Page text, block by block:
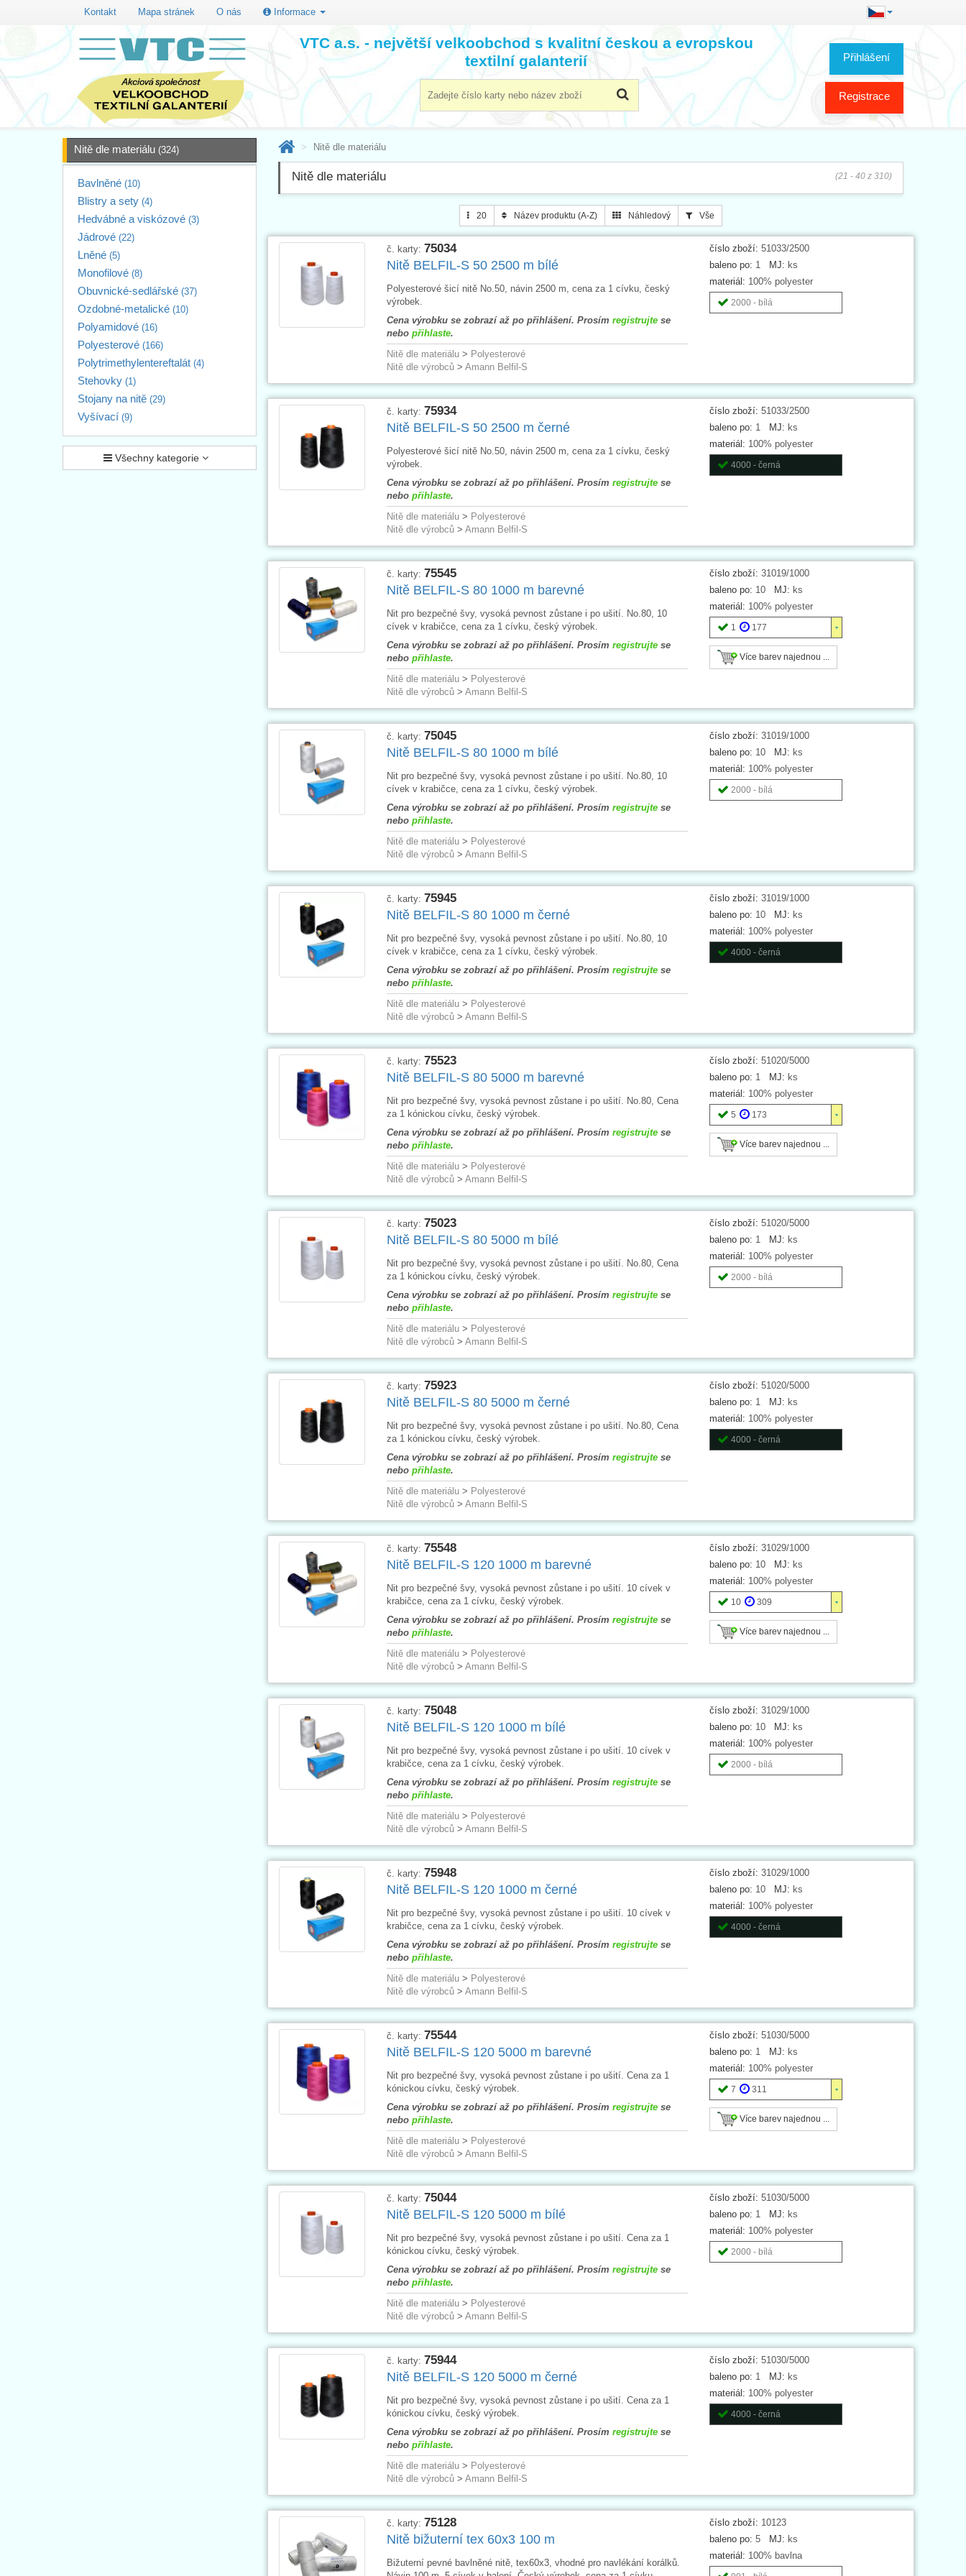
Kontakt Mapa stránek O nás Informace
Přihlášení
Registrace
VTC a.s. - největší velkoobchod s kvalitní českou a evropskou
textilní galanterií
Nitě dle materiálu (324)
Bavlněné (10)
Blistry a sety (4)
Hedvábné a viskózové (3)
Jádrové (22)
Lněné (5)
Monofilové (8)
Obuvnické-sedlářské (37)
Ozdobné-metalické (10)
Polyamidové (16)
Polyesterové (166)
Polytrimethylentereftalát (4)
Stehovky (1)
Stojany na nitě (29)
Vyšívací (9)
Všechny kategorie
Nitě dle materiálu
Nitě dle materiálu (21 - 40 z 310)
20 Název produktu (A-Z) Náhledový Vše
číslo zboží: 51033/2500
baleno po: 1 MJ: ks
materiál: 100% polyester
2000 - bílá
č. karty: 75034
Nitě BELFIL-S 50 2500 m bílé
Polyesterové šicí nitě No.50, návin 2500 m, cena za 1 cívku, český
výrobek.
Cena výrobku se zobrazí až po přihlášení. Prosím registrujtese
nebo přihlaste.
Nitě dle materiálu> Polyesterové
Nitě dle výrobců> Amann Belfil-S
číslo zboží: 51033/2500
baleno po: 1 MJ: ks
materiál: 100% polyester
4000 - černá
č. karty: 75934
Nitě BELFIL-S 50 2500 m černé
Polyesterové šicí nitě No.50, návin 2500 m, cena za 1 cívku, český
výrobek.
Cena výrobku se zobrazí až po přihlášení. Prosím registrujtese
nebo přihlaste.
Nitě dle materiálu> Polyesterové
Nitě dle výrobců> Amann Belfil-S
číslo zboží: 31019/1000
baleno po: 10 MJ: ks
materiál: 100% polyester
1 177
Více barev najednou ...
č. karty: 75545
Nitě BELFIL-S 80 1000 m barevné
Nit pro bezpečné švy, vysoká pevnost zůstane i po ušití. No.80, 10
cívek v krabičce, cena za 1 cívku, český výrobek.
Cena výrobku se zobrazí až po přihlášení. Prosím registrujtese
nebo přihlaste.
Nitě dle materiálu> Polyesterové
Nitě dle výrobců> Amann Belfil-S
číslo zboží: 31019/1000
baleno po: 10 MJ: ks
materiál: 100% polyester
2000 - bílá
č. karty: 75045
Nitě BELFIL-S 80 1000 m bílé
Nit pro bezpečné švy, vysoká pevnost zůstane i po ušití. No.80, 10
cívek v krabičce, cena za 1 cívku, český výrobek.
Cena výrobku se zobrazí až po přihlášení. Prosím registrujtese
nebo přihlaste.
Nitě dle materiálu> Polyesterové
Nitě dle výrobců> Amann Belfil-S
číslo zboží: 31019/1000
baleno po: 10 MJ: ks
materiál: 100% polyester
4000 - černá
č. karty: 75945
Nitě BELFIL-S 80 1000 m černé
Nit pro bezpečné švy, vysoká pevnost zůstane i po ušití. No.80, 10
cívek v krabičce, cena za 1 cívku, český výrobek.
Cena výrobku se zobrazí až po přihlášení. Prosím registrujtese
nebo přihlaste.
Nitě dle materiálu> Polyesterové
Nitě dle výrobců> Amann Belfil-S
číslo zboží: 51020/5000
baleno po: 1 MJ: ks
materiál: 100% polyester
5 173
Více barev najednou ...
č. karty: 75523
Nitě BELFIL-S 80 5000 m barevné
Nit pro bezpečné švy, vysoká pevnost zůstane i po ušití. No.80, Cena
za 1 kónickou cívku, český výrobek.
Cena výrobku se zobrazí až po přihlášení. Prosím registrujtese
nebo přihlaste.
Nitě dle materiálu> Polyesterové
Nitě dle výrobců> Amann Belfil-S
číslo zboží: 51020/5000
baleno po: 1 MJ: ks
materiál: 100% polyester
2000 - bílá
č. karty: 75023
Nitě BELFIL-S 80 5000 m bílé
Nit pro bezpečné švy, vysoká pevnost zůstane i po ušití. No.80, Cena
za 1 kónickou cívku, český výrobek.
Cena výrobku se zobrazí až po přihlášení. Prosím registrujtese
nebo přihlaste.
Nitě dle materiálu> Polyesterové
Nitě dle výrobců> Amann Belfil-S
číslo zboží: 51020/5000
baleno po: 1 MJ: ks
materiál: 100% polyester
4000 - černá
č. karty: 75923
Nitě BELFIL-S 80 5000 m černé
Nit pro bezpečné švy, vysoká pevnost zůstane i po ušití. No.80, Cena
za 1 kónickou cívku, český výrobek.
Cena výrobku se zobrazí až po přihlášení. Prosím registrujtese
nebo přihlaste.
Nitě dle materiálu> Polyesterové
Nitě dle výrobců> Amann Belfil-S
číslo zboží: 31029/1000
baleno po: 10 MJ: ks
materiál: 100% polyester
10 309
Více barev najednou ...
č. karty: 75548
Nitě BELFIL-S 120 1000 m barevné
Nit pro bezpečné švy, vysoká pevnost zůstane i po ušití. 10 cívek v
krabičce, cena za 1 cívku, český výrobek.
Cena výrobku se zobrazí až po přihlášení. Prosím registrujtese
nebo přihlaste.
Nitě dle materiálu> Polyesterové
Nitě dle výrobců> Amann Belfil-S
číslo zboží: 31029/1000
baleno po: 10 MJ: ks
materiál: 100% polyester
2000 - bílá
č. karty: 75048
Nitě BELFIL-S 120 1000 m bílé
Nit pro bezpečné švy, vysoká pevnost zůstane i po ušití. 10 cívek v
krabičce, cena za 1 cívku, český výrobek.
Cena výrobku se zobrazí až po přihlášení. Prosím registrujtese
nebo přihlaste.
Nitě dle materiálu> Polyesterové
Nitě dle výrobců> Amann Belfil-S
číslo zboží: 31029/1000
baleno po: 10 MJ: ks
materiál: 100% polyester
4000 - černá
č. karty: 75948
Nitě BELFIL-S 120 1000 m černé
Nit pro bezpečné švy, vysoká pevnost zůstane i po ušití. 10 cívek v
krabičce, cena za 1 cívku, český výrobek.
Cena výrobku se zobrazí až po přihlášení. Prosím registrujtese
nebo přihlaste.
Nitě dle materiálu> Polyesterové
Nitě dle výrobců> Amann Belfil-S
číslo zboží: 51030/5000
baleno po: 1 MJ: ks
materiál: 100% polyester
7 311
Více barev najednou ...
č. karty: 75544
Nitě BELFIL-S 120 5000 m barevné
Nit pro bezpečné švy, vysoká pevnost zůstane i po ušití. Cena za 1
kónickou cívku, český výrobek.
Cena výrobku se zobrazí až po přihlášení. Prosím registrujtese
nebo přihlaste.
Nitě dle materiálu> Polyesterové
Nitě dle výrobců> Amann Belfil-S
číslo zboží: 51030/5000
baleno po: 1 MJ: ks
materiál: 100% polyester
2000 - bílá
č. karty: 75044
Nitě BELFIL-S 120 5000 m bílé
Nit pro bezpečné švy, vysoká pevnost zůstane i po ušití. Cena za 1
kónickou cívku, český výrobek.
Cena výrobku se zobrazí až po přihlášení. Prosím registrujtese
nebo přihlaste.
Nitě dle materiálu> Polyesterové
Nitě dle výrobců> Amann Belfil-S
číslo zboží: 51030/5000
baleno po: 1 MJ: ks
materiál: 100% polyester
4000 - černá
č. karty: 75944
Nitě BELFIL-S 120 5000 m černé
Nit pro bezpečné švy, vysoká pevnost zůstane i po ušití. Cena za 1
kónickou cívku, český výrobek.
Cena výrobku se zobrazí až po přihlášení. Prosím registrujtese
nebo přihlaste.
Nitě dle materiálu> Polyesterové
Nitě dle výrobců> Amann Belfil-S
číslo zboží: 10123
baleno po: 5 MJ: ks
materiál: 100% bavlna
č. karty: 75128
Nitě bižuterní tex 60x3 100 m
Bižuterní pevné bavlněné nitě, tex60x3, vhodné pro navlékání korálků.